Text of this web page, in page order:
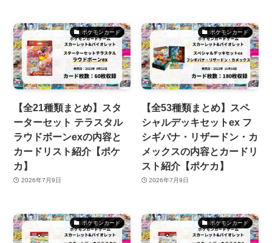
ポケモンカード
【全21種類まとめ】スタ
ーターセット テラスタル
ラウドボーンexの内容と
カードリスト紹介【ポケ
カ】
2026年7月9日
ポケモンカード
【全53種類まとめ】スペ
シャルデッキセットex フ
シギバナ・リザードン・カ
メックスの内容とカードリ
スト紹介【ポケカ】
2026年7月9日
ポケモンカード ポケモンカード